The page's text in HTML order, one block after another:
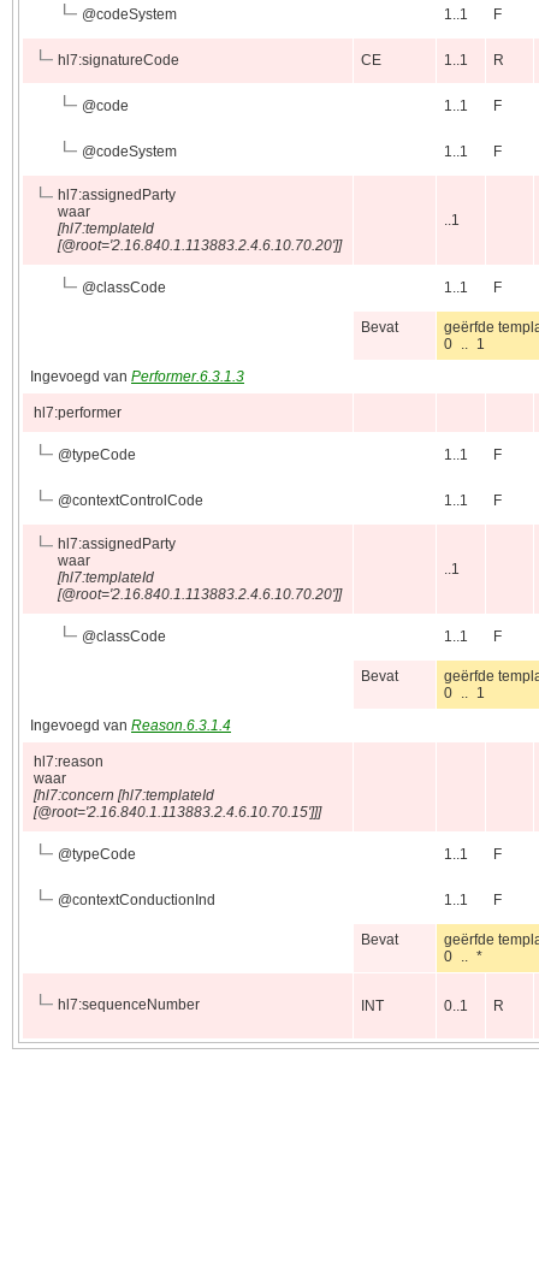
@codeSystem 1..1 F
hl7:signatureCode CE 1..1 R
@code 1..1 F
@codeSystem 1..1 F
hl7:assignedParty
waar
[hl7:templateId
[@root='2.16.840.1.113883.2.4.6.10.70.20']]
..1
@classCode 1..1 F
Bevat
geërfde
0 .. 1
Ingevoegd van Performer.6.3.1.3
hl7:performer
@typeCode 1..1 F
@contextControlCode 1..1 F
hl7:assignedParty
waar
[hl7:templateId
[@root='2.16.840.1.113883.2.4.6.10.70.20']]
..1
@classCode 1..1 F
Bevat
geërfde
0 .. 1
Ingevoegd van Reason.6.3.1.4
hl7:reason
waar
[hl7:concern [hl7:templateId
[@root='2.16.840.1.113883.2.4.6.10.70.15']]]
@typeCode 1..1 F
@contextConductionInd 1..1 F
Bevat
geërfde
0 .. *
hl7:sequenceNumber INT 0..1 R